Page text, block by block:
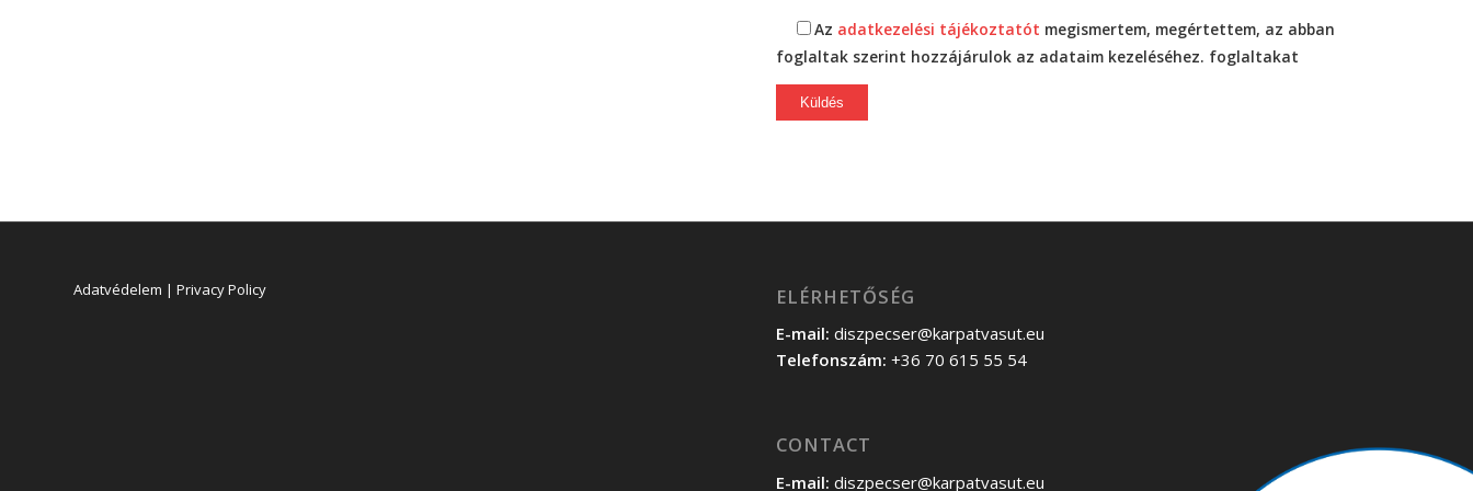
Az adatkezelési tájékoztatót megismertem, megértettem, az abban
foglaltak szerint hozzájárulok az adataim kezeléséhez. foglaltakat
Adatvédelem | Privacy Policy ELÉRHETŐSÉG
E-mail: diszpecser@karpatvasut.eu
Telefonszám:+36 70 615 55 54
CONTACT
E-mail: diszpecser@karpatvasut.eu